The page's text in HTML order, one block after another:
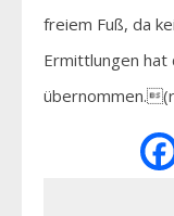
freiem Fuß, da
Ermittlungen hat